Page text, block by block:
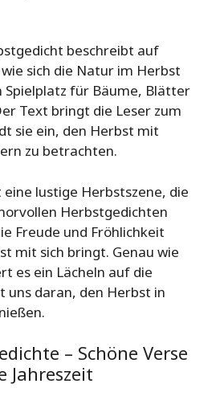
beschreibt auf
sich die Natur im Herbst
für Bäume, Blätter
Text bringt die Leser zum
sie ein, den Herbst mit
zu betrachten.
eine lustige Herbstszene, die
Herbstgedichten
Freude und Fröhlichkeit
mit sich bringt. Genau wie
es ein Lächeln auf die
uns daran, den Herbst in
– Schöne Verse
Jahreszeit